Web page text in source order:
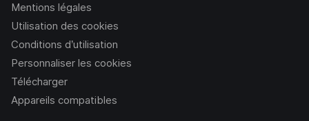
Mentions légales
Utilisation des cookies
Conditions d’utilisation
Personnaliser les cookies
Télécharger
Appareils compatibles